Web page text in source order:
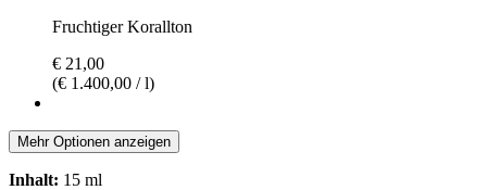
Fruchtiger Korallton
€ 21,00
(€ 1.400,00 / l)
Mehr Optionen anzeigen
Inhalt: 15 ml